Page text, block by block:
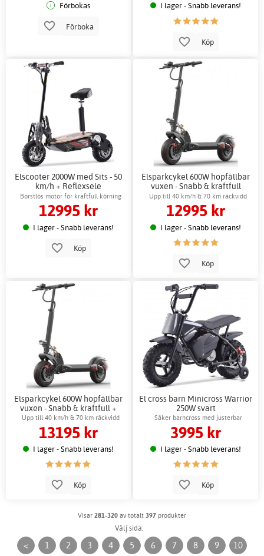
Förbokas
Förboka
I lager - Snabb leverans!
Köp
Elscooter 2000W med Sits - 50
km/h + Reflexsele
Borstlös motor för kraftfull körning
12995 kr
I lager - Snabb leverans!
Köp
Elsparkcykel 600W hopfällbar
vuxen - Snabb & kraftfull
Upp till 40 km/h & 70 km räckvidd
12995 kr
I lager - Snabb leverans!
Köp
Elsparkcykel 600W hopfällbar
vuxen - Snabb & kraftfull +
Låskätting
Upp till 40 km/h & 70 km räckvidd
13195 kr
I lager - Snabb leverans!
Köp
El cross barn Minicross Warrior
250W svart
Säker barncross med justerbar
hastighet
3995 kr
I lager - Snabb leverans!
Köp
Visar 281-320 av totalt 397 produkter
Välj sida:
< 1 2 3 4 5 6 7 8 9
10